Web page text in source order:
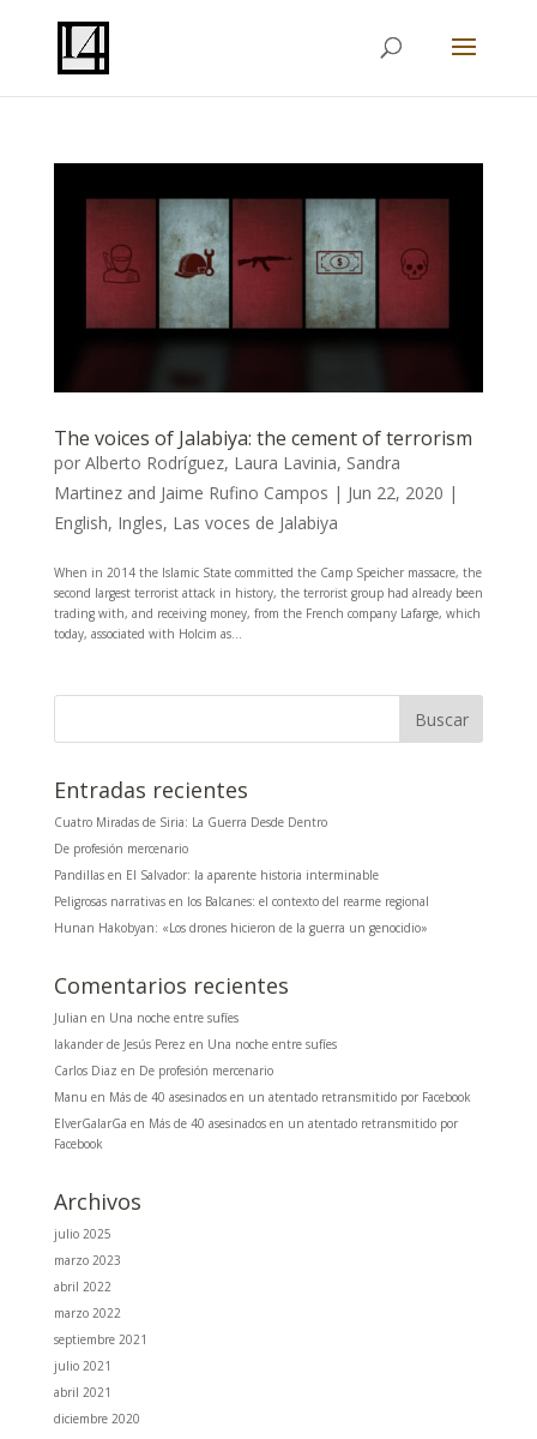
The voices of Jalabiya: the cement of terrorism
por Alberto Rodríguez, Laura Lavinia, Sandra
Martinezand Jaime Rufino Campos | Jun 22, 2020 |
English, Ingles, Las voces de Jalabiya
When in 2014 the Islamic State committed the Camp Speicher massacre, the
second largest terrorist attack in history, the terrorist group had already been
trading with, and receiving money, from the French company Lafarge, which
today, associated with Holcim as...
Entradas recientes
Cuatro Miradas de Siria: La Guerra Desde Dentro
De profesión mercenario
Pandillas en El Salvador: la aparente historia interminable
Peligrosas narrativas en los Balcanes: el contexto del rearme regional
Hunan Hakobyan: «Los drones hicieron de la guerra un genocidio»
Comentarios recientes
Julian en Una noche entre sufíes
Iakander de Jesús Perez en Una noche entre sufíes
Carlos Diaz en De profesión mercenario
Manu en Más de 40 asesinados en un atentado retransmitido por Facebook
ElverGalarGa en Más de 40 asesinados en un atentado retransmitido por
Facebook
Archivos
julio 2025
marzo 2023
abril 2022
marzo 2022
septiembre 2021
julio 2021
abril 2021
diciembre 2020